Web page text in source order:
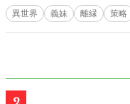
異世界 義妹 離縁 策略